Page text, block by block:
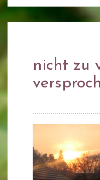
nicht zu